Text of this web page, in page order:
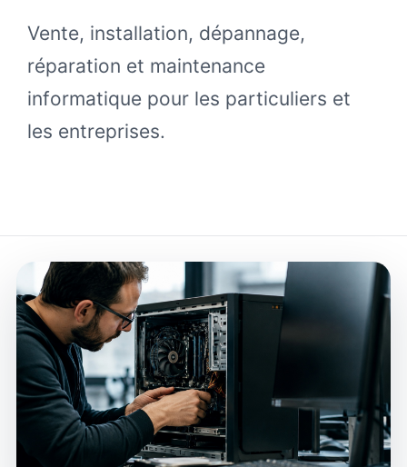
Vente, installation, dépannage,
réparation et maintenance
informatique pour les particuliers et
les entreprises.